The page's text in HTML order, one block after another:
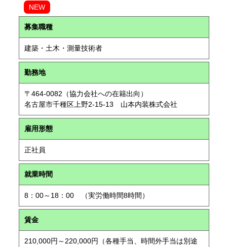
NEW
募集職種
建築・土木・測量技術者
勤務地
〒464-0082（協力会社への在籍出向）
名古屋市千種区上野2-15-13 山本内装株式会社
雇用形態
正社員
就業時間
8：00～18：00 （実労働時間8時間）
賃金
210,000円～220,000円（各種手当、時間外手当は別途